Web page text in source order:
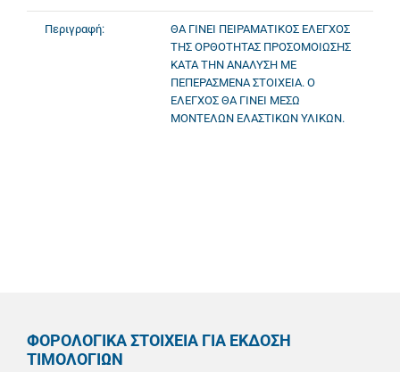
Περιγραφή:
ΘΑ ΓΙΝΕΙ ΠΕΙΡΑΜΑΤΙΚΟΣ ΕΛΕΓΧΟΣ
ΤΗΣ ΟΡΘΟΤΗΤΑΣ ΠΡΟΣΟΜΟΙΩΣΗΣ
ΚΑΤΑ ΤΗΝ ΑΝΑΛΥΣΗ ΜΕ
ΠΕΠΕΡΑΣΜΕΝΑ ΣΤΟΙΧΕΙΑ. Ο
ΕΛΕΓΧΟΣ ΘΑ ΓΙΝΕΙ ΜΕΣΩ
ΜΟΝΤΕΛΩΝ ΕΛΑΣΤΙΚΩΝ ΥΛΙΚΩΝ.
ΦΟΡΟΛΟΓΙΚΑ ΣΤΟΙΧΕΙΑ ΓΙΑ ΕΚΔΟΣΗ
ΤΙΜΟΛΟΓΙΩΝ